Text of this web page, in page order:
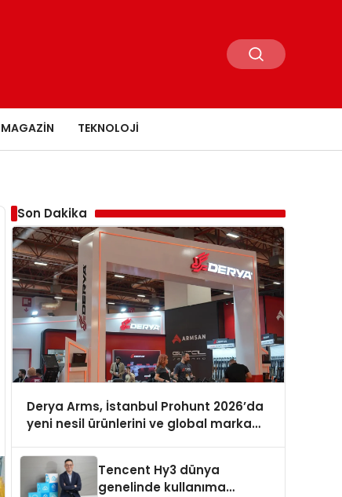
MAGAZIN TEKNOLOJI
Son Dakika
Derya Arms, İstanbul Prohunt 2026’da
yeni nesil ürünlerini ve global marka
Tencent Hy3 dünya
genelinde kullanıma